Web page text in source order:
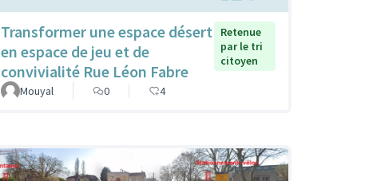
Transformer une espace désert
en espace de jeu et de
convivialité Rue Léon Fabre
Retenue
par le tri
citoyen
Mouyal 0 4